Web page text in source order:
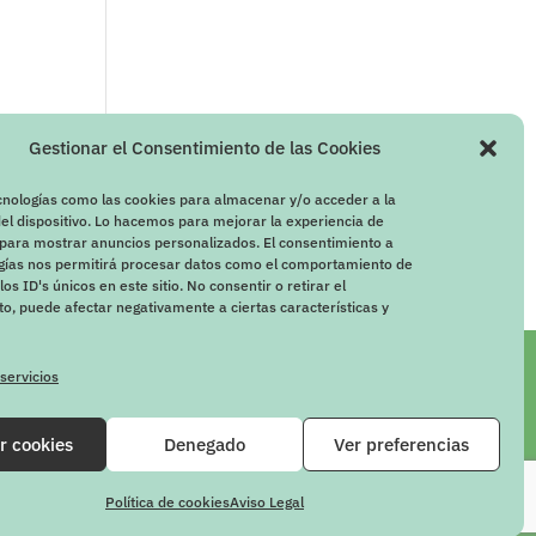
Gestionar el Consentimiento de las Cookies
como las cookies para almacenar y/o acceder a la
dispositivo. Lo hacemos para mejorar la experiencia de
mostrar anuncios personalizados. El consentimiento a
nos permitirá procesar datos como el comportamiento de
ID's únicos en este sitio. No consentir o retirar el
puede afectar negativamente a ciertas características y
cookies Denegado Ver preferencias
Política de cookiesAviso Legal